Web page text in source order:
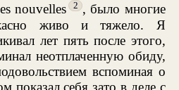
nouvelles
2 , было многие
живо и тяжело. Я
лет пять после этого,
неотплаченную обиду,
вспоминая о
показал себя зато в деле с